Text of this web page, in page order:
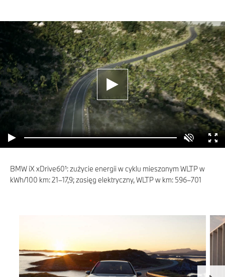
BMW iX xDrive60¹: zużycie energii w cyklu mieszanym WLTP w
kWh/100 km: 21–17,9; zasięg elektryczny, WLTP w km: 596–701